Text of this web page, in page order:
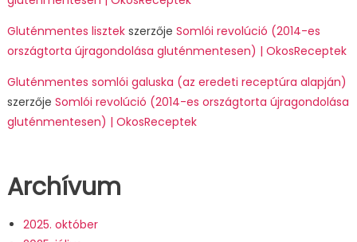
Gluténmentes lisztekszerzője Somlói revolúció (2014-es
országtorta újragondolása gluténmentesen) | OkosReceptek
Gluténmentes somlói galuska (az eredeti receptúra alapján)
szerzője Somlói revolúció (2014-es országtorta újragondolása
gluténmentesen) | OkosReceptek
Archívum
2025. október